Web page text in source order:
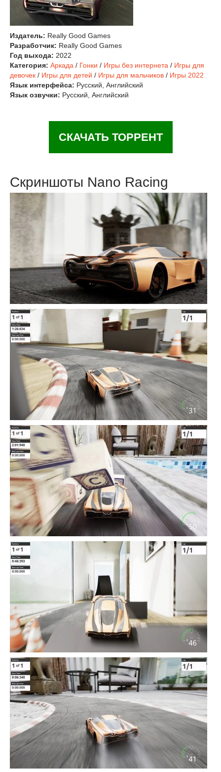
Издатель: Really Good Games
Разработчик: Really Good Games
Год выхода: 2022
Категория: Аркада / Гонки / Игры без интернета / Игры для
девочек / Игры для детей / Игры для мальчиков / Игры 2022
Язык интерфейса: Русский, Английский
Язык озвучки: Русский, Английский
СКАЧАТЬ ТОРРЕНТ
Скриншоты Nano Racing